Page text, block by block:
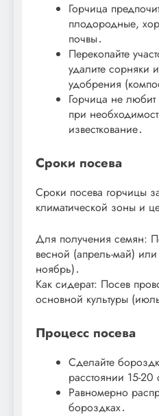
Горчица
плодородные,
почвы․
Перекопайте
удалите сорняки
удобрения
Горчица не
при
известкование․
Сроки посева
Сроки посева горчицы
климатической зоны и
Для получения семян:
весной (апрель-май)
ноябрь)․
Как сидерат: Посев
основной культуры
Процесс посева
Сделайте
расстоянии 15-20
Равномерно
бороздках․